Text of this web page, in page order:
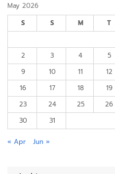
May 2026
S
S M T
2
3 4 5
9
10 11 12
16
17 18 19
23
24 25 26
30
31
« Apr Jun »